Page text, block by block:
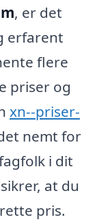
, er det
erfarent
flere
priser og
xn--priser-
nemt for
i dit
at du
pris.